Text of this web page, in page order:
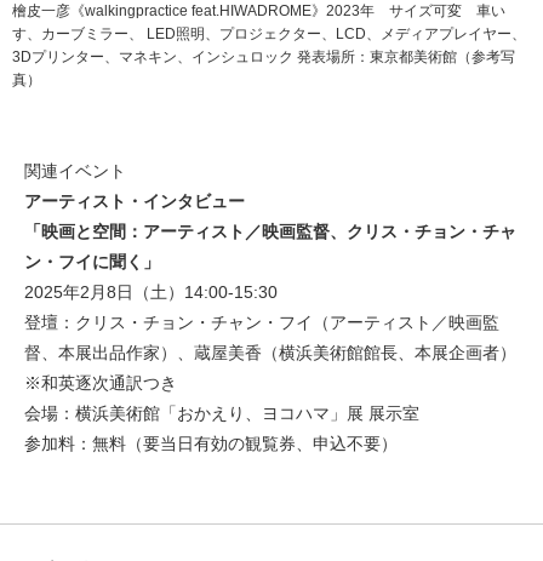
檜皮一彦《walkingpractice feat.HIWADROME》2023年 サイズ可変 車い
す、カーブミラー、 LED照明、プロジェクター、LCD、メディアプレイヤー、
3Dプリンター、マネキン、インシュロック 発表場所：東京都美術館（参考写
真）
関連イベント
アーティスト・インタビュー
「映画と空間：アーティスト／映画監督、クリス・チョン・チャ
ン・フイに聞く」
2025年2月8日（土）14:00-15:30
登壇：クリス・チョン・チャン・フイ（アーティスト／映画監
督、本展出品作家）、蔵屋美香（横浜美術館館長、本展企画者）
※和英逐次通訳つき
会場：横浜美術館「おかえり、ヨコハマ」展 展示室
参加料：無料（要当日有効の観覧券、申込不要）